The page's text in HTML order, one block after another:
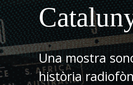
Una mostra
història